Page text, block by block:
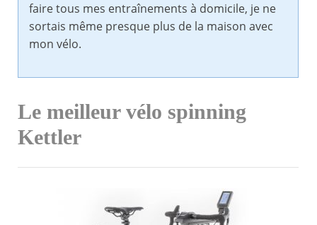
faire tous mes entraînements à domicile, je ne
sortais même presque plus de la maison avec
mon vélo.
Le meilleur vélo spinning
Kettler